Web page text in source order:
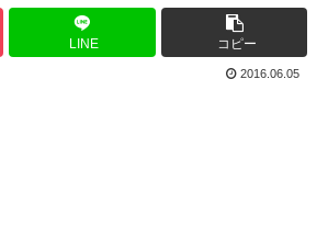
LINE コピー
2016.06.05